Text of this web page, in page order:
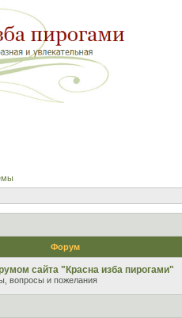
Форум
сайта "Красна изба пирогами"
вопросы и пожелания